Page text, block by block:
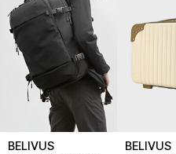
BELIVUS BELIVUS